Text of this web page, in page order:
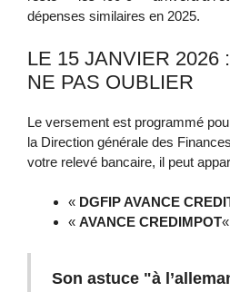
dépenses similaires en 2025.
LE 15 JANVIER 2026
NE PAS OUBLIER
Le versement est programmé
la Direction générale des
votre relevé bancaire, il peut
« DGFIP AVANCE
« AVANCE CREDIMPOT«
Son astuce "à